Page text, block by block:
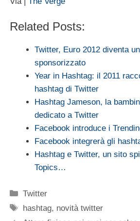
Related Posts:
Twitter, Euro 2012 diventa
sponsorizzato
Year in Hashtag: il 2011
hashtag di Twitter
Hashtag Jameson, la
dedicato a Twitter
Facebook introduce i
Facebook integrerà gli
Hashtag e Twitter, un sito
Topics…
Categorie
Twitter
Tag
hashtag, novità twitter